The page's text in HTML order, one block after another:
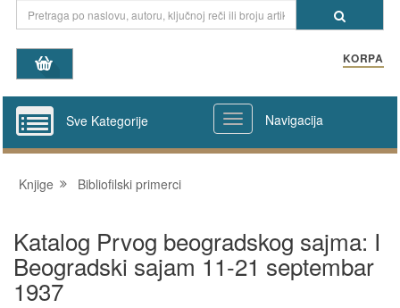
KORPA
Sve Kategorije Navigacija
Knjige Bibliofilski primerci
Katalog Prvog beogradskog sajma: I
Beogradski sajam 11-21 septembar
1937